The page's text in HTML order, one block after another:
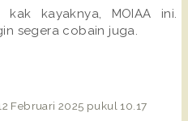
kayaknya, MOIAA ini.
segera cobain juga.
Februari 2025 pukul 10.17